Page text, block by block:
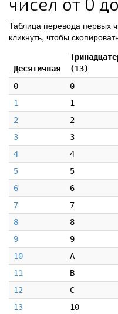
Таблица перевода первых
кликнуть, чтобы
Десятичная
(13)
0
0
1
1
2
2
3
3
4
4
5
5
6
6
7
7
8
8
9
9
10
A
11
B
12
C
13
10